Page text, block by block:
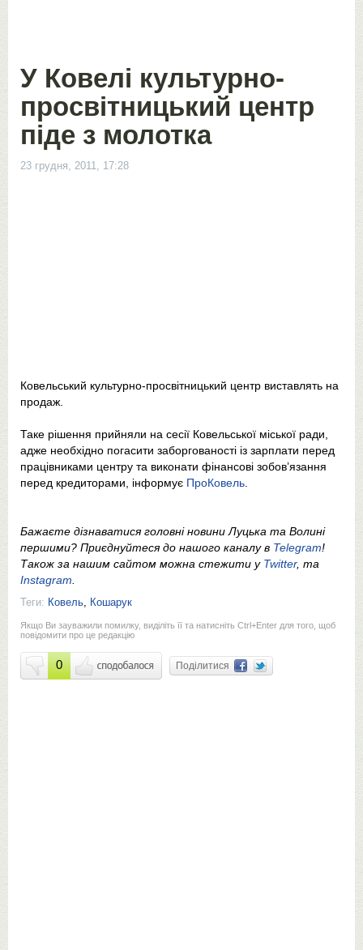
У Ковелі культурно-
просвітницький центр
піде з молотка
23 грудня, 2011, 17:28
Ковельський культурно-просвітницький центр виставлять на
продаж.
Таке рішення прийняли на сесії Ковельської міської ради,
адже необхідно погасити заборгованості із зарплати перед
працівниками центру та виконати фінансові зобов’язання
перед кредиторами, інформує ПроКовель
Бажаєте дізнаватися головні новини Луцька та Волині
першими? Приєднуйтеся до нашого каналу в Telegram!
Також за нашим сайтом можна стежити у Twitter, та
Instagram
Теги: Ковель Кошарук
Якщо Ви зауважили помилку, виділіть її та натисніть Ctrl+Enter для того, щоб
повідомити про це редакцію
0 Поділитися